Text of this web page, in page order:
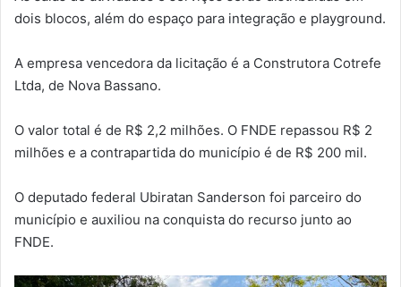
dois blocos, além do espaço para integração e playground.
A empresa vencedora da licitação é a Construtora Cotrefe
Ltda, de Nova Bassano.
O valor total é de R$ 2,2 milhões. O FNDE repassou R$ 2
milhões e a contrapartida do município é de R$ 200 mil.
O deputado federal Ubiratan Sanderson foi parceiro do
município e auxiliou na conquista do recurso junto ao
FNDE.